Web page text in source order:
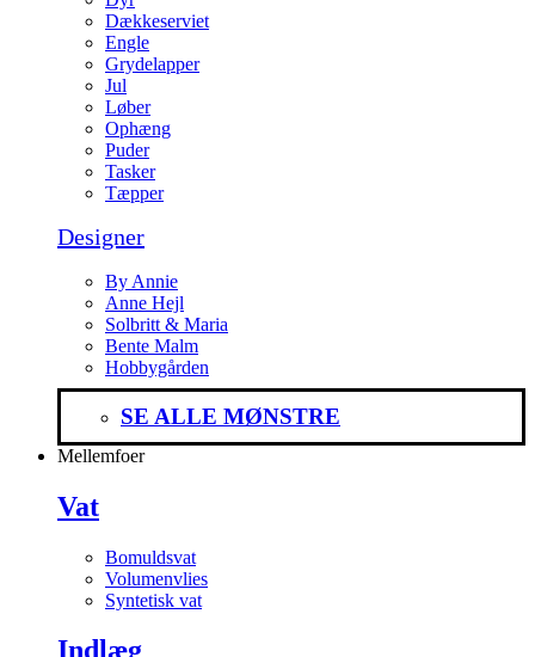
Dækkeserviet
Engle
Grydelapper
Jul
Løber
Ophæng
Puder
Tasker
Tæpper
Designer
By Annie
Anne Hejl
Solbritt & Maria
Bente Malm
Hobbygården
SE ALLE MØNSTRE
Mellemfoer
Vat
Bomuldsvat
Volumenvlies
Syntetisk vat
Indlæg